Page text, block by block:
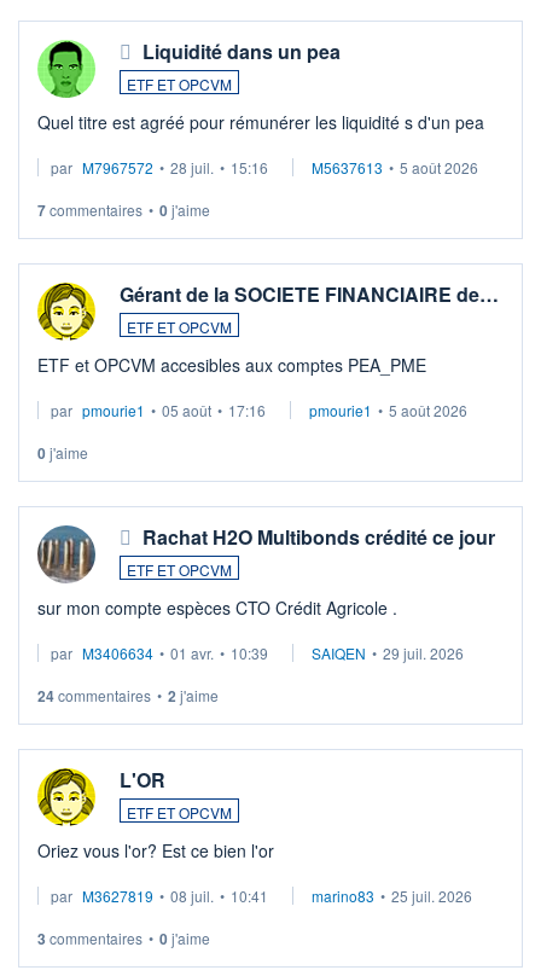
Liquidité dans un pea
ETF ET OPCVM
Quel titre est agréé pour rémunérer les liquidité s d'un pea
par M7967572 • 28 juil. • 15:16 M5637613 • 5 août 2026
7commentaires • 0j'aime
Gérant de la SOCIETE FINANCIAIRE de…
ETF ET OPCVM
ETF et OPCVM accesibles aux comptes PEA_PME
par pmourie1 • 05 août • 17:16 pmourie1 • 5 août 2026
0j'aime
Rachat H2O Multibonds crédité ce jour
ETF ET OPCVM
sur mon compte espèces CTO Crédit Agricole .
par M3406634 • 01 avr. • 10:39 SAIQEN • 29 juil. 2026
24commentaires • 2 j'aime
L'OR
ETF ET OPCVM
Oriez vous l'or? Est ce bien l'or
par M3627819 • 08 juil. • 10:41 marino83 • 25 juil. 2026
3 commentaires • 0j'aime